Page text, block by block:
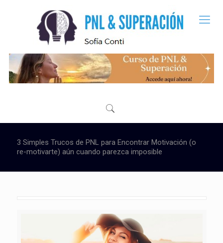
3 Simples Trucos de PNL para Encontrar Motivación (o
re-motivarte) aún cuando parezca imposible